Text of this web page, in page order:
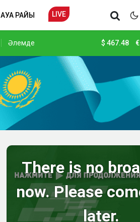
АУА РАЙЫ LIVE
Әлемде $ 467.48 €